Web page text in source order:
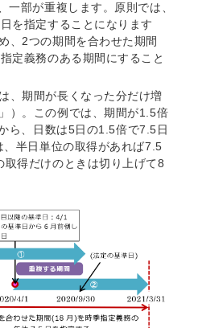
部が重複します。原則では、
を指定することになります
、2つの期間を合わせた期間
定義務のある期間にすること
、期間が長くなった分だけ増
）。この例では、期間が1.5倍
ら、日数は5日の1.5倍で7.5日
半日単位の取得があれば7.5
取得だけのときは切り上げて8